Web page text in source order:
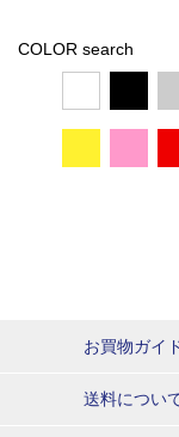
COLOR search
お買物ガイ
送料につい